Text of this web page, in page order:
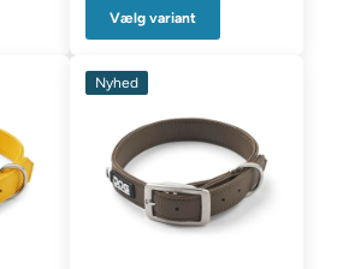
Vælg variant
Nyhed